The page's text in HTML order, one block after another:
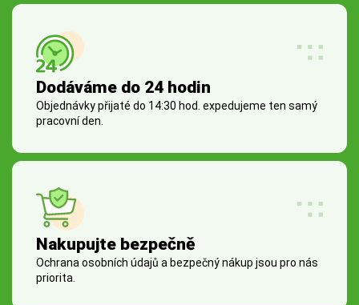
Dodáváme do 24 hodin
Objednávky přijaté do 14:30 hod. expedujeme ten samý
pracovní den.
Nakupujte bezpečně
Ochrana osobních údajů a bezpečný nákup jsou pro nás
priorita.